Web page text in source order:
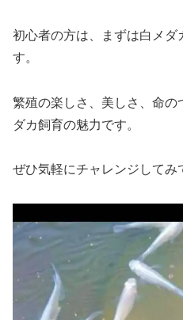
初心者の方は、まずは白メ
す。
繁殖の楽しさ、美しさ、命の
ダカ飼育の魅力です。
ぜひ気軽にチャレンジしてみ